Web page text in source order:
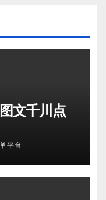
文千川点
平台